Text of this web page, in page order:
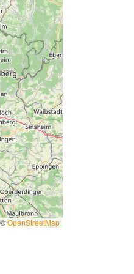
©OpenStreetMap